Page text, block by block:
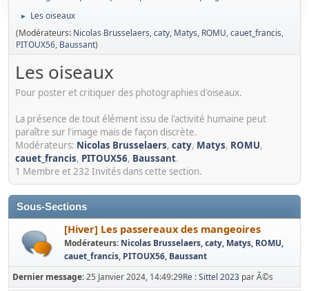
►
Les oiseaux
(Modérateurs: Nicolas Brusselaers,caty, Matys, ROMU,cauet_francis,
PITOUX56, Baussant)
Les oiseaux
Pour poster et critiquer des photographies d'oiseaux.
La présence de tout élément issu de l'activité humaine peut
paraître sur l'image mais de façon discrète.
Modérateurs: Nicolas Brusselaers, caty, Matys, ROMU,
cauet_francis, PITOUX56, Baussant.
1 Membre et 232 Invités dans cette section.
Sous-Sections
[Hiver] Les passereaux des mangeoires
Modérateurs: Nicolas Brusselaers,caty, Matys, ROMU,
cauet_francis, PITOUX56, Baussant
Dernier message:25 Janvier 2024, 14:49:29Re : Sittel 2023 par Ã©s